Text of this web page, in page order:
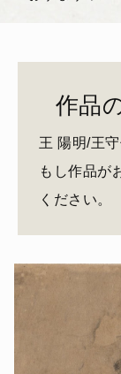
作品
王 陽明/王
もし作品が
ください。